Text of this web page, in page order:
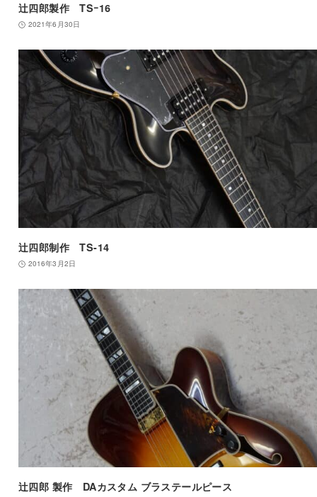
辻四郎製作 TSｰ16
2021年6月30日
辻四郎制作 TS-14
2016年3月2日
辻四郎 製作 DAカスタム ブラステールピース